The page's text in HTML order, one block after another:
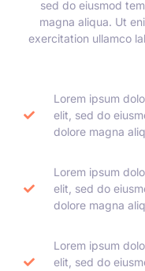
sed do eiusmod
magna aliqua. Ut
exercitation ullamco
Lorem ipsum
elit, sed do
dolore magna
Lorem ipsum
elit, sed do
dolore magna
Lorem ipsum
elit, sed do